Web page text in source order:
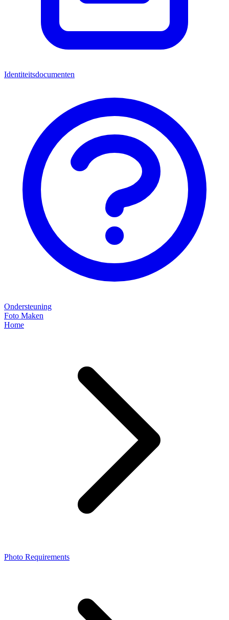
Identiteitsdocumenten
Ondersteuning
Foto Maken
Home
Photo Requirements